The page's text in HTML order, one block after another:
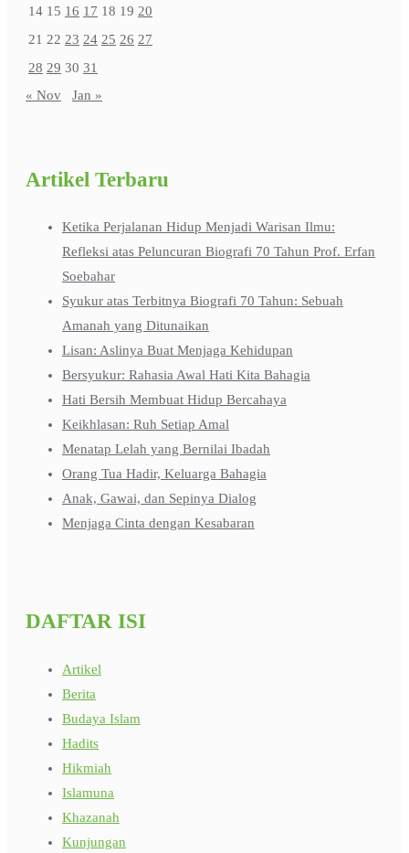
14 15 16 17 18 19 20
21 22 23 24 25 26 27
28 29 30 31
« Nov
Jan »
Artikel Terbaru
Ketika Perjalanan Hidup Menjadi Warisan Ilmu:
Refleksi atas Peluncuran Biografi 70 Tahun Prof. Erfan
Soebahar
Syukur atas Terbitnya Biografi 70 Tahun: Sebuah
Amanah yang Ditunaikan
Lisan: Aslinya Buat Menjaga Kehidupan
Bersyukur: Rahasia Awal Hati Kita Bahagia
Hati Bersih Membuat Hidup Bercahaya
Keikhlasan: Ruh Setiap Amal
Menatap Lelah yang Bernilai Ibadah
Orang Tua Hadir, Keluarga Bahagia
Anak, Gawai, dan Sepinya Dialog
Menjaga Cinta dengan Kesabaran
DAFTAR ISI
Artikel
Berita
Budaya Islam
Hadits
Hikmiah
Islamuna
Khazanah
Kunjungan